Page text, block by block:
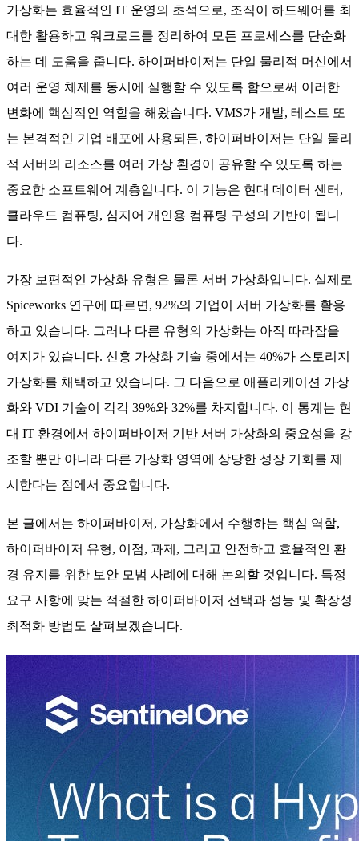
가상화는 효율적인 IT 운영의 초석으로, 조직이 하드웨어를 최
대한 활용하고 워크로드를 정리하여 모든 프로세스를 단순화
하는 데 도움을 줍니다. 하이퍼바이저는 단일 물리적 머신에서
여러 운영 체제를 동시에 실행할 수 있도록 함으로써 이러한
변화에 핵심적인 역할을 해왔습니다. VMS가 개발, 테스트 또
는 본격적인 기업 배포에 사용되든, 하이퍼바이저는 단일 물리
적 서버의 리소스를 여러 가상 환경이 공유할 수 있도록 하는
중요한 소프트웨어 계층입니다. 이 기능은 현대 데이터 센터,
클라우드 컴퓨팅, 심지어 개인용 컴퓨팅 구성의 기반이 됩니
다.
가장 보편적인 가상화 유형은 물론 서버 가상화입니다. 실제로
Spiceworks 연구에 따르면, 92%의 기업이 서버 가상화를 활용
하고 있습니다. 그러나 다른 유형의 가상화는 아직 따라잡을
여지가 있습니다. 신흥 가상화 기술 중에서는 40%가 스토리지
가상화를 채택하고 있습니다. 그 다음으로 애플리케이션 가상
화와 VDI 기술이 각각 39%와 32%를 차지합니다. 이 통계는 현
대 IT 환경에서 하이퍼바이저 기반 서버 가상화의 중요성을 강
조할 뿐만 아니라 다른 가상화 영역에 상당한 성장 기회를 제
시한다는 점에서 중요합니다.
본 글에서는 하이퍼바이저, 가상화에서 수행하는 핵심 역할,
하이퍼바이저 유형, 이점, 과제, 그리고 안전하고 효율적인 환
경 유지를 위한 보안 모범 사례에 대해 논의할 것입니다. 특정
요구 사항에 맞는 적절한 하이퍼바이저 선택과 성능 및 확장성
최적화 방법도 살펴보겠습니다.